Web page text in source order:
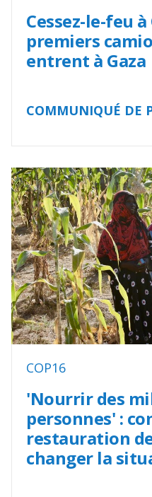
Cessez-le-feu à
premiers
entrent à Gaza
COMMUNIQUÉ DE
COP16
'Nourrir des
personnes' :
restauration
changer la